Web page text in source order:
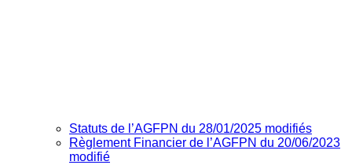
Statuts de l’AGFPN du 28/01/2025 modifiés
Règlement Financier de l’AGFPN du 20/06/2023
modifié